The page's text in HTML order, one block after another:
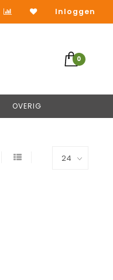
producten Inloggen
0
OVERIG